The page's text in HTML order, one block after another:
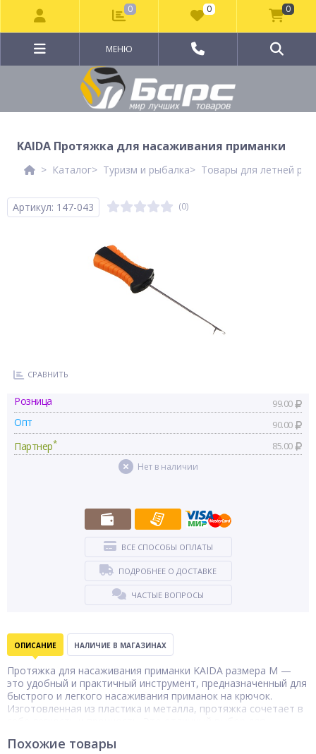
МЕНЮ
KAIDA Протяжка для насаживания приманки
Каталог Туризм и рыбалка Товары для летней
Артикул: 147-043 (0)
СРАВНИТЬ
Розница 99.00
Опт 90.00
Партнер* 85.00
Нет в наличии
ВСЕ СПОСОБЫ ОПЛАТЫ
ПОДРОБНЕЕ О ДОСТАВКЕ
ЧАСТЫЕ ВОПРОСЫ
ОПИСАНИЕ НАЛИЧИЕ В МАГАЗИНАХ
Протяжка для насаживания приманки KAIDA размера M —
это удобный и практичный инструмент, предназначенный для
быстрого и легкого насаживания приманок на крючок.
Изготовленная из пластика и металла, протяжка сочетает в
снастей и сэкономить время на рыбалке.
Похожие товары
0 0 0